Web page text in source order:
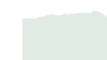
7137 HG Lievelde